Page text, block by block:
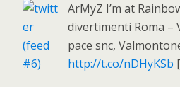
ArMyZ I’m at
divertimenti Roma –
pace snc,
http://t.co/nDHyKSb [